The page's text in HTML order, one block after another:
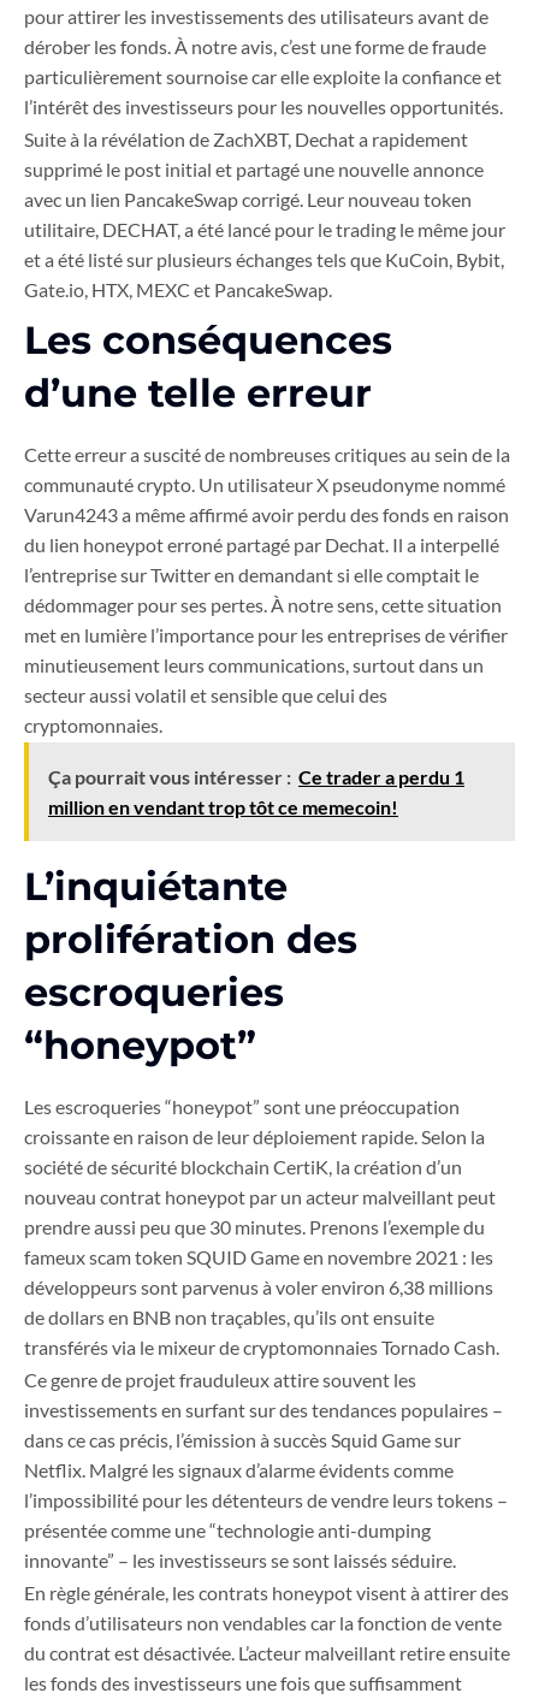
pour attirer les investissements des utilisateurs avant de
dérober les fonds. À notre avis, c’est une forme de fraude
particulièrement sournoise car elle exploite la confiance et
l’intérêt des investisseurs pour les nouvelles opportunités.
Suite à la révélation de ZachXBT, Dechat a rapidement
supprimé le post initial et partagé une nouvelle annonce
avec un lien PancakeSwap corrigé. Leur nouveau token
utilitaire, DECHAT, a été lancé pour le trading le même jour
et a été listé sur plusieurs échanges tels que KuCoin, Bybit,
Gate.io, HTX, MEXC et PancakeSwap.
Les conséquences
d’une telle erreur
Cette erreur a suscité de nombreuses critiques au sein de la
communauté crypto. Un utilisateur X pseudonyme nommé
Varun4243 a même affirmé avoir perdu des fonds en raison
du lien honeypot erroné partagé par Dechat. Il a interpellé
l’entreprise sur Twitter en demandant si elle comptait le
dédommager pour ses pertes. À notre sens, cette situation
met en lumière l’importance pour les entreprises de vérifier
minutieusement leurs communications, surtout dans un
secteur aussi volatil et sensible que celui des
cryptomonnaies.
Ça pourrait vous intéresser : Ce trader a perdu 1
million en vendant trop tôt ce memecoin!
L’inquiétante
prolifération des
escroqueries
“honeypot”
Les escroqueries “honeypot” sont une préoccupation
croissante en raison de leur déploiement rapide. Selon la
société de sécurité blockchain CertiK, la création d’un
nouveau contrat honeypot par un acteur malveillant peut
prendre aussi peu que 30 minutes. Prenons l’exemple du
fameux scam token SQUID Game en novembre 2021 : les
développeurs sont parvenus à voler environ 6,38 millions
de dollars en BNB non traçables, qu’ils ont ensuite
transférés via le mixeur de cryptomonnaies Tornado Cash.
Ce genre de projet frauduleux attire souvent les
investissements en surfant sur des tendances populaires –
dans ce cas précis, l’émission à succès Squid Game sur
Netflix. Malgré les signaux d’alarme évidents comme
l’impossibilité pour les détenteurs de vendre leurs tokens –
présentée comme une “technologie anti-dumping
innovante” – les investisseurs se sont laissés séduire.
En règle générale, les contrats honeypot visent à attirer des
fonds d’utilisateurs non vendables car la fonction de vente
du contrat est désactivée. L’acteur malveillant retire ensuite
les fonds des investisseurs une fois que suffisamment